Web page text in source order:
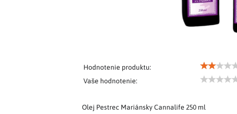
Hodnotenie produktu:
Vaše hodnotenie:
Olej Pestrec Mariánsky Cannalife 250 ml